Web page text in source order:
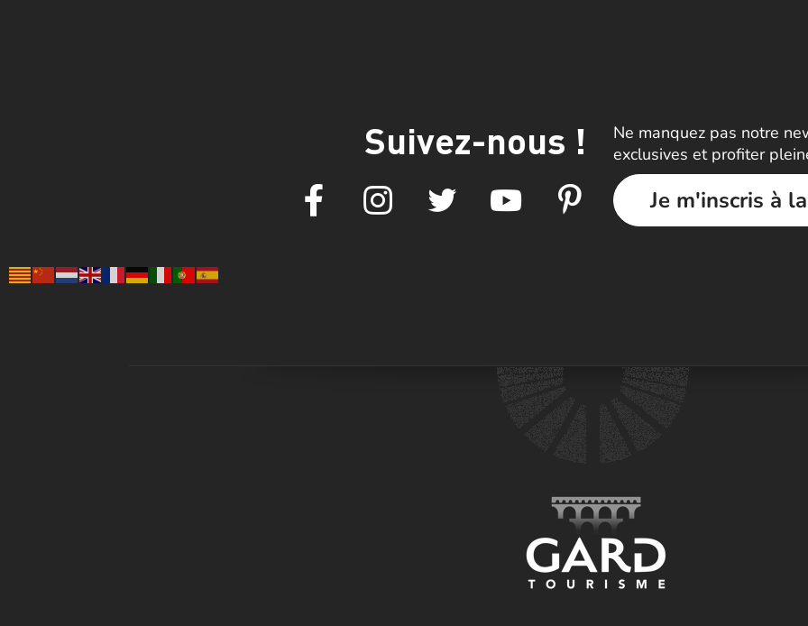
Suivez-nous !
Ne manquez pas notre
exclusives et profiter
Je m'inscris à